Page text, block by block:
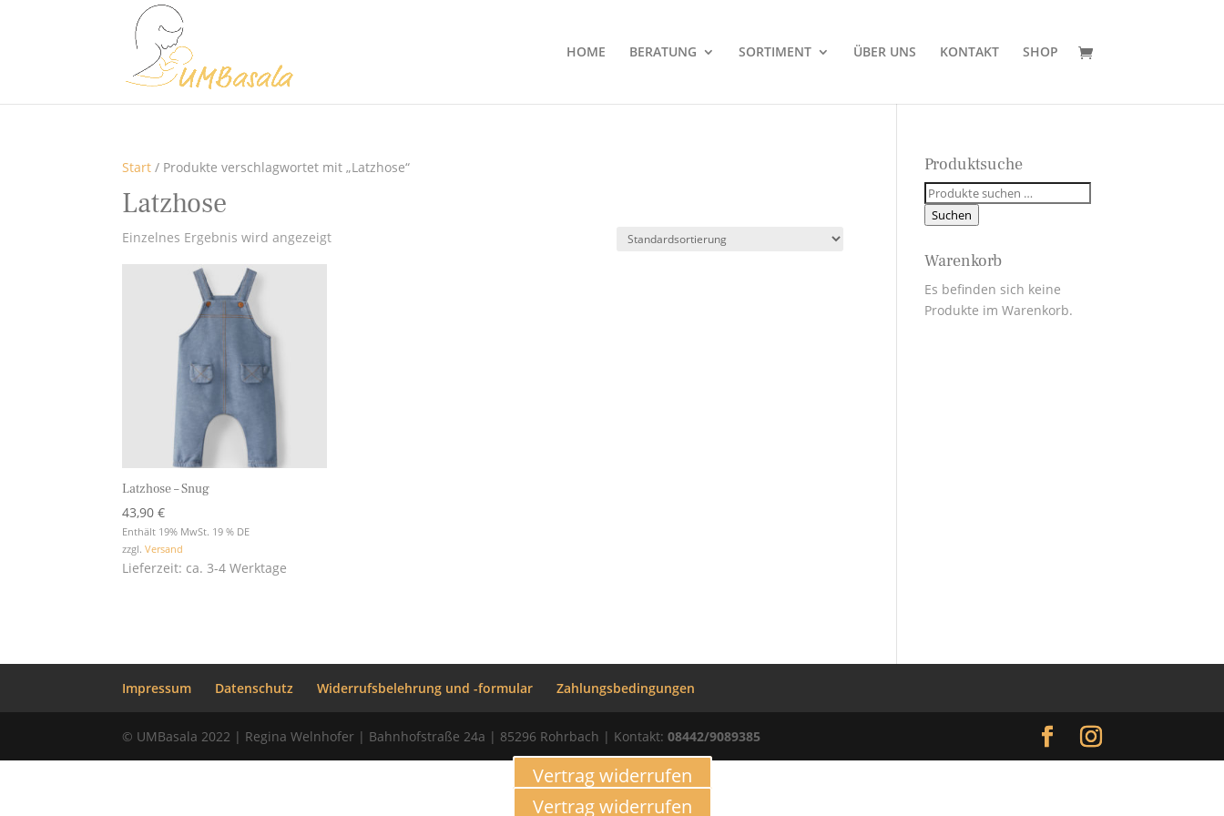
HOME BERATUNG SORTIMENT ÜBER UNS KONTAKT SHOP
Start / Produkte verschlagwortet mit „Latzhose“
Latzhose
Einzelnes Ergebnis wird angezeigt
Latzhose – Snug
43,90€
Enthält 19% MwSt. 19 % DE
zzgl.Versand
Lieferzeit: ca. 3-4 Werktage
Produktsuche
Suchen
nach:
Suchen
Warenkorb
Es befinden sich keine
Produkte im Warenkorb.
Impressum Datenschutz Widerrufsbelehrung und -formular Zahlungsbedingungen
© UMBasala 2022 | Regina Welnhofer | Bahnhofstraße 24a | 85296 Rohrbach | Kontakt:08442/9089385
Vertrag widerrufen
Vertrag widerrufen